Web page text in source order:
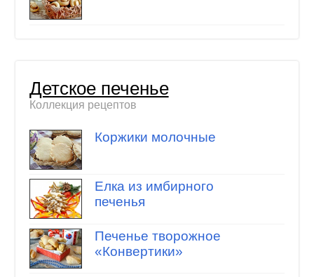
Детское печенье
Коллекция рецептов
Коржики молочные
Елка из имбирного
печенья
Печенье творожное
«Конвертики»